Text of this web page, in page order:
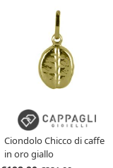
Ciondolo Chicco di caffe
in oro giallo